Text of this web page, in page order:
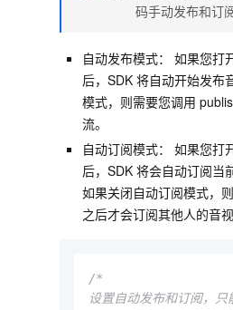
码手动发布和订阅
自动发布模式： 如果您打
后，SDK 将自动开始发布
模式，则需要您调用
流。
自动订阅模式： 如果您打
后，SDK 将会自动订阅当
如果关闭自动订阅模式，
之后才会订阅其他人的音视
/*
设置自动发布和订阅，只